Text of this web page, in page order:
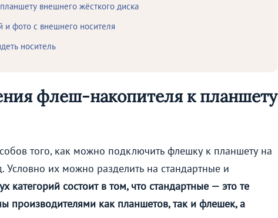
внешнего жёсткого диска
фото с внешнего носителя
носитель
флеш-накопителя к планшету
того, как можно подключить флешку к планшету на
их можно разделить на стандартные и
категорий состоит в том, что стандартные — это те
производителями как планшетов, так и флешек, а